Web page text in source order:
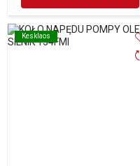
Kesklaos
Kesklaos